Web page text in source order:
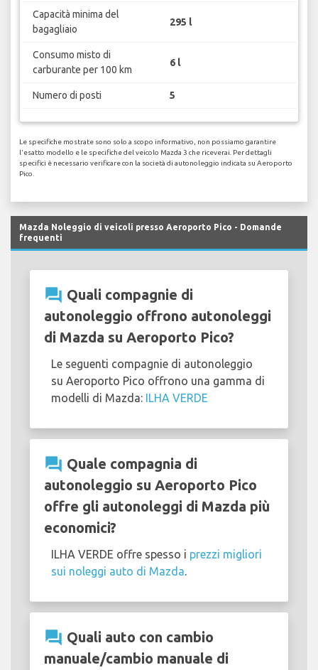
Capacità minima del
bagagliaio
295 l
Consumo misto di
carburante per 100 km
6 l
Numero di posti 5
Le specifiche mostrate sono solo a scopo informativo, non possiamo garantire
l'esatto modello e le specifiche del veicolo Mazda 3 che riceverai. Per dettagli
specifici è necessario verificare con la società di autonoleggio indicata su Aeroporto
Pico.
Mazda Noleggio di veicoli presso Aeroporto Pico - Domande
frequenti
question_answer Quali compagnie di
autonoleggio offrono autonoleggi
di Mazda su Aeroporto Pico?
Le seguenti compagnie di autonoleggio
su Aeroporto Pico offrono una gamma di
modelli di Mazda: ILHA VERDE
question_answer Quale compagnia di
autonoleggio su Aeroporto Pico
offre gli autonoleggi di Mazda più
economici?
ILHA VERDE offre spesso i prezzi migliori
sui noleggi auto di Mazda
question_answer Quali auto con cambio
manuale/cambio manuale di